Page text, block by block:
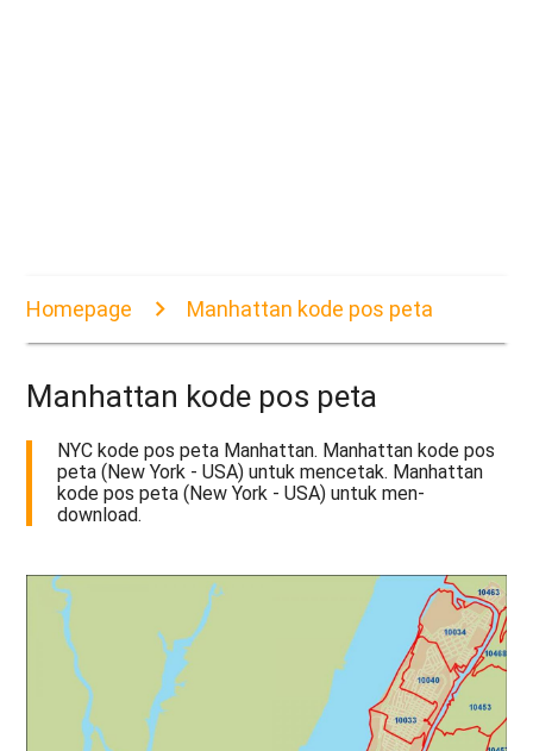
Homepage Manhattan kode pos peta
Manhattan kode pos peta
NYC kode pos peta Manhattan. Manhattan kode pos
peta (New York - USA) untuk mencetak. Manhattan
kode pos peta (New York - USA) untuk men-
download.